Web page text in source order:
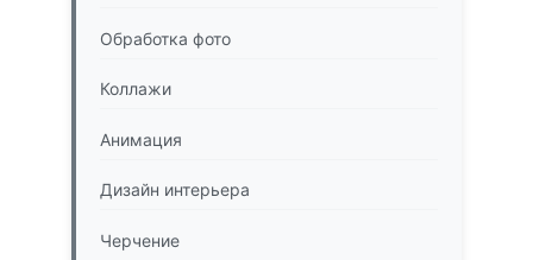
Обработка фото
Коллажи
Анимация
Дизайн интерьера
Черчение